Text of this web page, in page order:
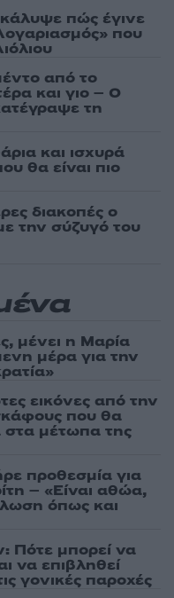
πώς έγινε
που
από το
και γιο – Ο
τη
και ισχυρά
θα είναι πιο
διακοπές ο
την σύζυγό του
μένει η Μαρία
μέρα για την
εικόνες από την
που θα
στα μέτωπα της
προθεσμία για
– «Είναι αθώα,
όπως και
Πότε μπορεί να
να επιβληθεί
γονικές παροχές